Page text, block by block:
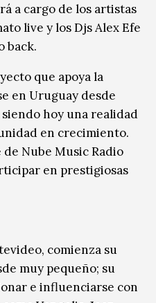
a cargo de los artistas
live y los Djs Alex Efe
back.
que apoya la
en Uruguay desde
siendo hoy una realidad
en crecimiento.
Nube Music Radio
en prestigiosas
comienza su
muy pequeño; su
e influenciarse con